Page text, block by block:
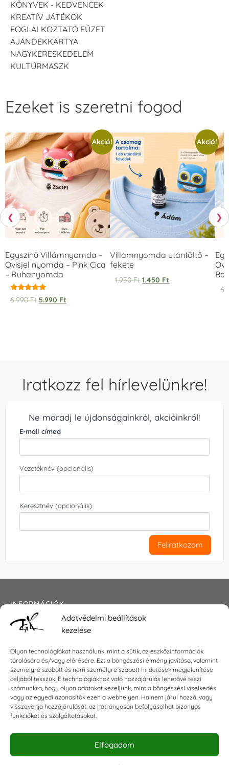
Adatvédelmi beállítások
kezelése
Olyan technológiákat használunk, mint a sütik, az eszközinformációk
tárolására és/vagy elérésére. Ezt a böngészési élmény javítása, valamint
személyre szabott és nem személyre szabott hirdetések megjelenítése
céljából tesszük. E technológiákhoz való hozzájárulás lehetővé teszi
számunkra, hogy olyan adatokat kezeljünk, mint a böngészési viselkedés
vagy az egyedi azonosítók ezen a webhelyen. Ha nem járul hozzá, vagy
visszavonja hozzájárulását, az hátrányosan befolyásolhat bizonyos
funkciókat és szolgáltatásokat.
Elfogadom
KÖNYVEK - KEDVENCEK
KREATÍV JÁTÉKOK
FOGLALKOZTATÓ FÜZET
AJÁNDÉKKÁRTYA
NAGYKERESKEDELEM
KULTÚRMASZK
❮
Ezeket is szeretni fogod
Akció!
Egyszínű Villámnyomda –
Ovisjel nyomda – Pink Cica
– Ruhanyomda
Értékelés:
5.00
6.990Ft 5.990 Ft
Akció!
Villámnyomda utántöltő –
fekete
1.950Ft 1.450 Ft
❯
Iratkozz fel hírlevelünkre!
Ne maradj le újdonságainkról, akcióinkról!
E-mail címed
Vezetéknév (opcionális)
Keresztnév (opcionális)
Feliratkozom
INFORMÁCIÓK
Általános szerződési feltételek
Impresszum
KAPCSOLAT
E-mail:shop@torokszilvi.com
Telefon: +36 30 6767872
KÖZÖSSÉGI